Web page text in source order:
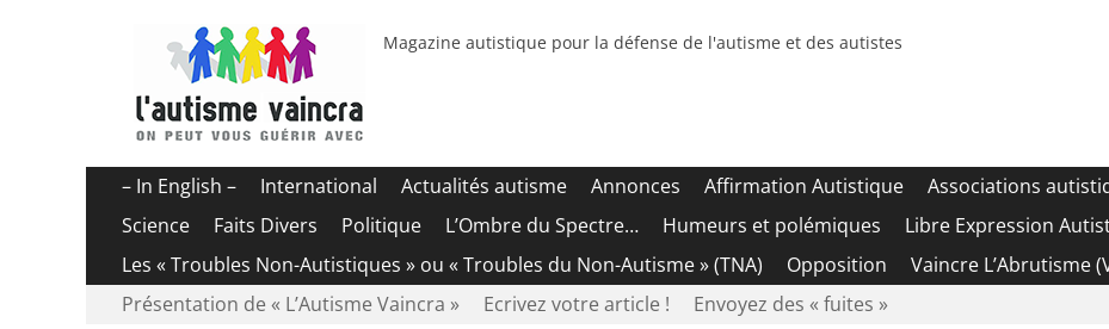
Magazine autistique pour la défense de l'autisme et des autistes
Menu
principal
Aller
contenu
– In English – International Actualités autisme Annonces Affirmation Autistique Associations
Science
Faits Divers Politique L’Ombre du Spectre… Humeurs et polémiques
Libre Expression
Les « Troubles Non-Autistiques » ou « Troubles du Non-Autisme » (TNA)
Opposition Vaincre L’Abrutisme
Menu
Aller
Présentation de « L’Autisme Vaincra » Ecrivez votre article ! Envoyez des « fuites »